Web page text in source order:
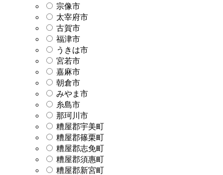
宗像市
太宰府市
古賀市
福津市
うきは市
宮若市
嘉麻市
朝倉市
みやま市
糸島市
那珂川市
糟屋郡宇美町
糟屋郡篠栗町
糟屋郡志免町
糟屋郡須惠町
糟屋郡新宮町